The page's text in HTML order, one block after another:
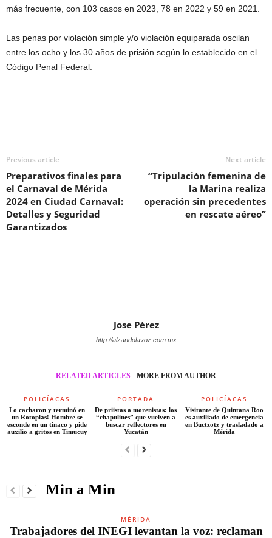
más frecuente, con 103 casos en 2023, 78 en 2022 y 59 en 2021.
Las penas por violación simple y/o violación equiparada oscilan
entre los ocho y los 30 años de prisión según lo establecido en el
Código Penal Federal.
Previous article
Preparativos finales para
el Carnaval de Mérida
2024 en Ciudad Carnaval:
Detalles y Seguridad
Garantizados
Next article
“Tripulación femenina de
la Marina realiza
operación sin precedentes
en rescate aéreo”
Jose Pérez
http://alzandolavoz.com.mx
RELATED ARTICLES MORE FROM AUTHOR
POLICÍACAS
Lo cacharon y terminó en
un Rotoplas! Hombre se
esconde en un tinaco y pide
auxilio a gritos en Timucuy
PORTADA
De priistas a morenistas: los
“chapulines” que vuelven a
buscar reflectores en
Yucatán
POLICÍACAS
Visitante de Quintana Roo
es auxiliado de emergencia
en Buctzotz y trasladado a
Mérida
Min a Min
MÉRIDA
Trabajadores del INEGI levantan la voz: reclaman